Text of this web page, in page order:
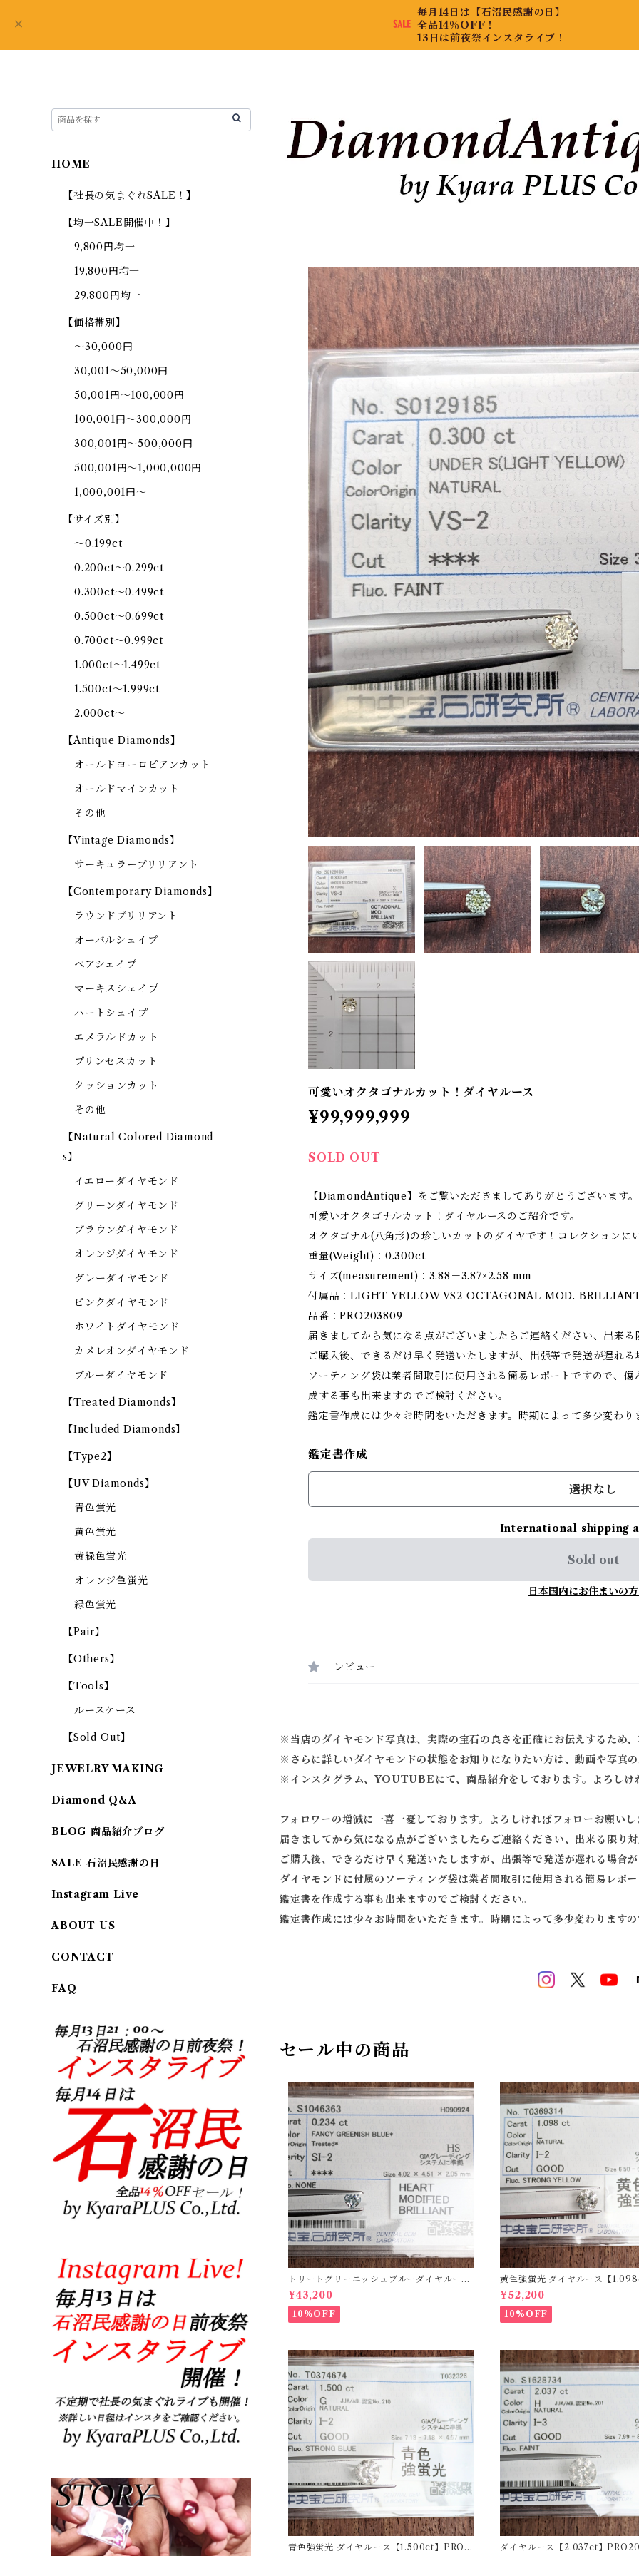
毎月14日は【石沼民感謝の日】
全品14％OFF！
13日は前夜祭インスタライブ！
可愛いオクタゴナルカット！ダイヤルース
¥99,999,999
SOLD OUT
【DiamondAntique】をご覧いただきましてありがとうございます。
可愛いオクタゴナルカット！ダイヤルースのご紹介です。
オクタゴナル(八角形)の珍しいカットのダイヤです！コレクションに
重量(Weight)：0.300ct
サイズ(measurement)：3.88－3.87×2.58 mm
付属品：LIGHT YELLOW VS2 OCTAGONAL MOD. BRILLIANT
品番：PRO203809
届きましてから気になる点がございましたらご連絡ください、出来る
ご購入後、できるだけ早く発送いたしますが、出張等で発送が遅れる
ソーティング袋は業者間取引に使用される簡易レポートですので、
成する事も出来ますのでご検討ください。
鑑定書作成には少々お時間をいただきます。時期によって多少変わり
鑑定書作成
選択なし
International shipping
Sold out
日本国内にお住まいの
レビュー
※当店のダイヤモンド写真は、実際の宝石の良さを正確にお伝えするため
※ さらに詳しいダイヤモンドの状態をお知りになりたい方は、動画や写真
※ インスタグラム、YOUTUBEにて、商品紹介をしております。よろしけ
フォロワーの増減に一喜一憂しております。よろしければフォローお願い
届きましてから気になる点がございましたらご連絡ください、出来る限り対
ご購入後、できるだけ早く発送いたしますが、出張等で発送が遅れる場合
ダイヤモンドに付属のソーティング袋は業者間取引に使用される簡易レポ
鑑定書を作成する事も出来ますのでご検討ください。
鑑定書作成には少々お時間をいただきます。時期によって多少変わります
セール中の商品
トリートグリーニッシュブルーダイヤルース
【0.234ct】PRO206812
¥43,200
10%OFF
黄色強蛍光 ダイヤルース【
08215
¥52,200
10%OFF
青色強蛍光 ダイヤルース【1.500ct】PRO2
ダイヤルース【2.037ct】
HOME
【社長の気まぐれSALE！】
【均一SALE開催中！】
9,800円均一
19,800円均一
29,800円均一
【価格帯別】
～30,000円
30,001～50,000円
50,001円～100,000円
100,001円～300,000円
300,001円～500,000円
500,001円～1,000,000円
1,000,001円～
【サイズ別】
～0.199ct
0.200ct～0.299ct
0.300ct～0.499ct
0.500ct～0.699ct
0.700ct～0.999ct
1.000ct～1.499ct
1.500ct～1.999ct
2.000ct～
【Antique Diamonds】
オールドヨーロピアンカット
オールドマインカット
その他
【Vintage Diamonds】
サーキュラーブリリアント
【Contemporary Diamonds】
ラウンドブリリアント
オーバルシェイプ
ペアシェイプ
マーキスシェイプ
ハートシェイプ
エメラルドカット
プリンセスカット
クッションカット
その他
【Natural Colored Diamond
s】
イエローダイヤモンド
グリーンダイヤモンド
ブラウンダイヤモンド
オレンジダイヤモンド
グレーダイヤモンド
ピンクダイヤモンド
ホワイトダイヤモンド
カメレオンダイヤモンド
ブルーダイヤモンド
【Treated Diamonds】
【Included Diamonds】
【Type2】
【UV Diamonds】
青色蛍光
黄色蛍光
黄緑色蛍光
オレンジ色蛍光
緑色蛍光
【Pair】
【Others】
【Tools】
ルースケース
【Sold Out】
JEWELRY MAKING
Diamond Q&A
BLOG 商品紹介ブログ
SALE 石沼民感謝の日
Instagram Live
ABOUT US
CONTACT
FAQ